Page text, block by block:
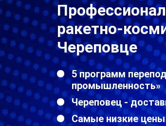
ракетно-
Череповце
5 программ
промышленность»
Череповец -
Самые низкие цены